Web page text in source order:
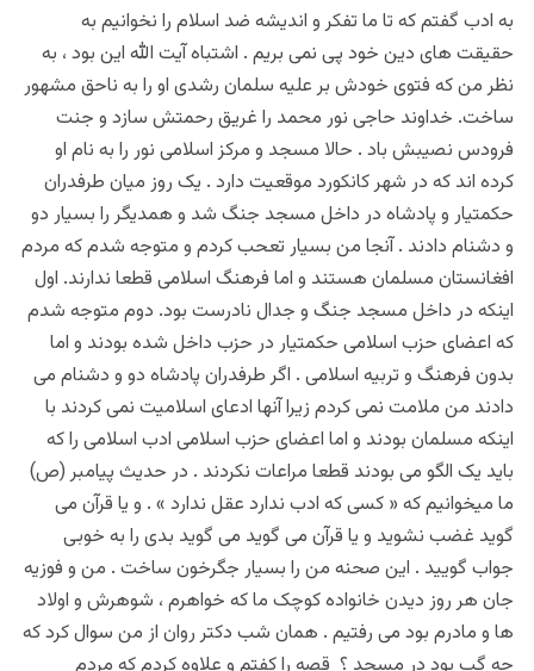
به ادب گفتم که تا ما تفکر و اندیشه ضد اسلام را نخوانیم به
حقیقت های دین خود پی نمی بریم . اشتباه آیت الله این بود ، به
نظر من که فتوی خودش بر علیه سلمان رشدی او را به ناحق مشهور
ساخت. خداوند حاجی نور محمد را غریق رحمتش سازد و جنت
فرودس نصیبش باد . حالا مسجد و مرکز اسلامی نور را به نام او
کرده اند که در شهر کانکورد موقعیت دارد . یک روز میان طرفدران
حکمتیار و پادشاه در داخل مسجد جنگ شد و همدیگر را بسیار دو
و دشنام دادند . آنجا من بسیار تعحب کردم و متوجه شدم که مردم
افغانستان مسلمان هستند و اما فرهنگ اسلامی قطعا ندارند. اول
اینکه در داخل مسجد جنگ و جدال نادرست بود. دوم متوجه شدم
که اعضای حزب اسلامی حکمتیار در حزب داخل شده بودند و اما
بدون فرهنگ و تربیه اسلامی . اگر طرفدران پادشاه دو و دشنام می
دادند من ملامت نمی کردم زیرا آنها ادعای اسلامیت نمی کردند با
اینکه مسلمان بودند و اما اعضای حزب اسلامی ادب اسلامی را که
باید یک الگو می بودند قطعا مراعات نکردند . در حدیث پیامبر (ص)
ما میخوانیم که « کسی که ادب ندارد عقل ندارد » . و یا قرآن می
گوید غضب نشوید و یا قرآن می گوید می گوید بدی را به خوبی
جواب گویید . این صحنه من را بسیار جگرخون ساخت . من و فوزیه
جان هر روز دیدن خانواده کوچک ما که خواهرم ، شوهرش و اولاد
ها و مادرم بود می رفتیم . همان شب دکتر روان از من سوال کرد که